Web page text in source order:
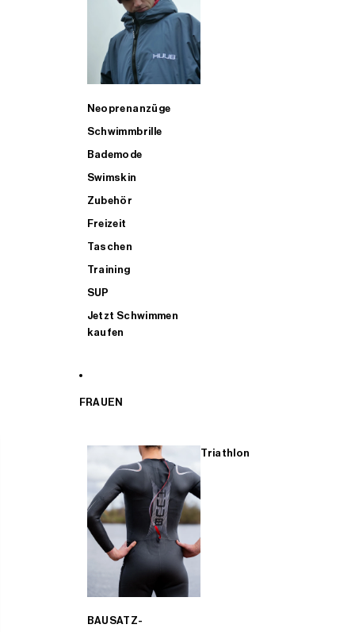
Neoprenanzüge
Schwimmbrille
Bademode
Swimskin
Zubehör
Freizeit
Taschen
Training
SUP
Jetzt Schwimmen
kaufen
FRAUEN
Triathlon
BAUSATZ-